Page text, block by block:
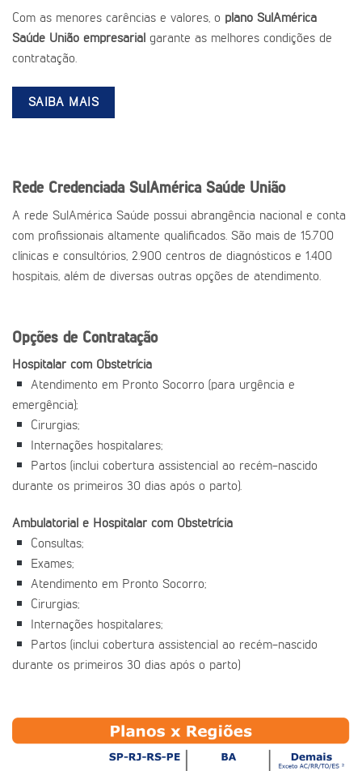
Com as menores carências e valores, o plano SulAmérica
Saúde União empresarial garante as melhores condições de
contratação.
SAIBA MAIS
Rede Credenciada SulAmérica Saúde União
A rede SulAmérica Saúde possui abrangência nacional e conta
com profissionais altamente qualificados. São mais de 15.700
clínicas e consultórios, 2.900 centros de diagnósticos e 1.400
hospitais, além de diversas outras opções de atendimento.
Opções de Contratação
Hospitalar com Obstetrícia
Atendimento em Pronto Socorro (para urgência e
emergência);
Cirurgias;
Internações hospitalares;
Partos (inclui cobertura assistencial ao recém-nascido
durante os primeiros 30 dias após o parto).
Ambulatorial e Hospitalar com Obstetrícia
Consultas;
Exames;
Atendimento em Pronto Socorro;
Cirurgias;
Internações hospitalares;
Partos (inclui cobertura assistencial ao recém-nascido
durante os primeiros 30 dias após o parto)